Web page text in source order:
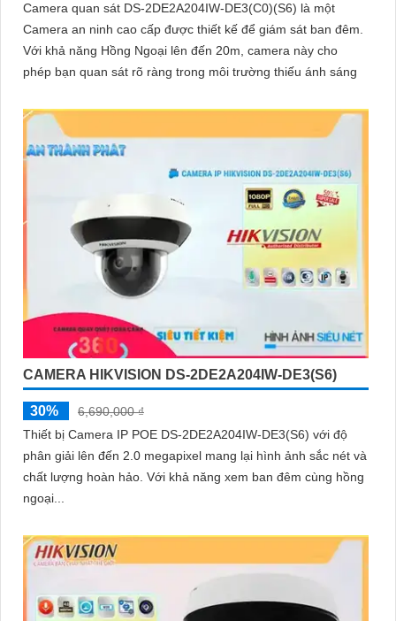
Camera quan sát DS-2DE2A204IW-DE3(C0)(S6) là một
Camera an ninh cao cấp được thiết kế để giám sát ban đêm.
Với khả năng Hồng Ngoại lên đến 20m, camera này cho
phép bạn quan sát rõ ràng trong môi trường thiếu ánh sáng
CAMERA HIKVISION DS-2DE2A204IW-DE3(S6)
30%
6,690,000 ₫
Thiết bị Camera IP POE DS-2DE2A204IW-DE3(S6) với độ
phân giải lên đến 2.0 megapixel mang lại hình ảnh sắc nét và
chất lượng hoàn hảo. Với khả năng xem ban đêm cùng hồng
ngoại...